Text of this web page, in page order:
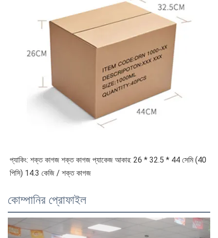
প্যাকিং: শক্ত কাগজ শক্ত কাগজ প্যাকেজ আকার: 26 * 32.5 * 44 সেমি (40
পিসি) 14.3 কেজি / শক্ত কাগজ
কোম্পানির প্রোফাইল